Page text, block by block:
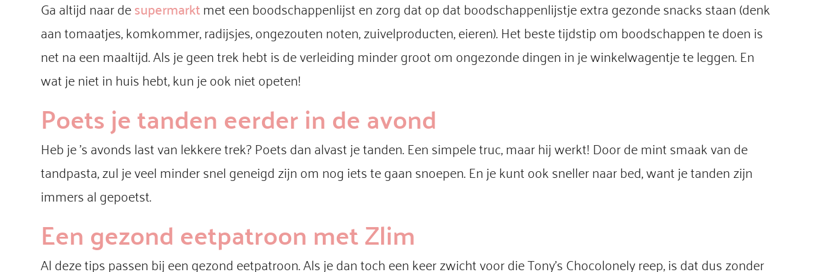
Ga altijd naar desupermarktmet een boodschappenlijst en zorg dat op dat boodschappenlijstje extra gezonde snacks staan (denk
aan tomaatjes, komkommer, radijsjes, ongezouten noten, zuivelproducten, eieren). Het beste tijdstip om boodschappen te doen is
net na een maaltijd. Als je geen trek hebt is de verleiding minder groot om ongezonde dingen in je winkelwagentje te leggen. En
wat je niet in huis hebt, kun je ook niet opeten!
Poets je tanden eerder in de avond
Heb je ’s avonds last van lekkere trek? Poets dan alvast je tanden. Een simpele truc, maar hij werkt! Door de mint smaak van de
tandpasta, zul je veel minder snel geneigd zijn om nog iets te gaan snoepen. En je kunt ook sneller naar bed, want je tanden zijn
immers al gepoetst.
Een gezond eetpatroon met Zlim
Al deze tips passen bij een gezond eetpatroon. Als je dan toch een keer zwicht voor die Tony’s Chocolonely reep, is dat dus zonder